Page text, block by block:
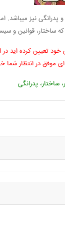
و پدرانگی نیز
قوانین و
کرده اید در
ای موفق در انتظار شما
ساختار، پدرانگی